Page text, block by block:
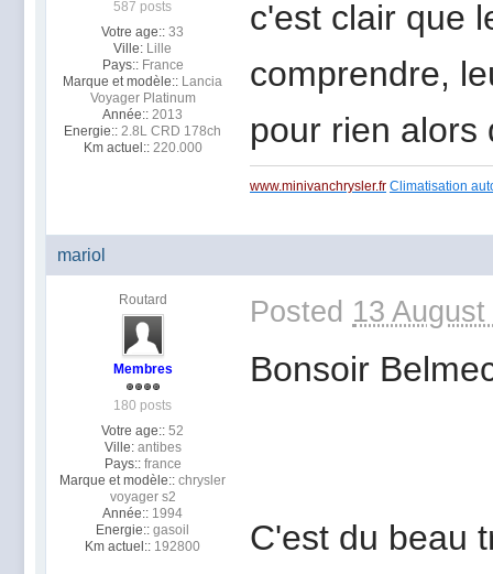
587 posts
Votre age:: 33
Ville: Lille
Pays:: France
Marque et modèle:: Lancia
Voyager Platinum
Année:: 2013
Energie:: 2.8L CRD 178ch
Km actuel:: 220.000
c'est clair que
comprendre,
pour rien
www.minivanchrysler.fr Climatisation
mariol
Routard
Membres
180 posts
Votre age:: 52
Ville: antibes
Pays:: france
Marque et modèle:: chrysler
voyager s2
Année:: 1994
Energie:: gasoil
Km actuel:: 192800
Posted 13
Bonsoir
C'est du beau